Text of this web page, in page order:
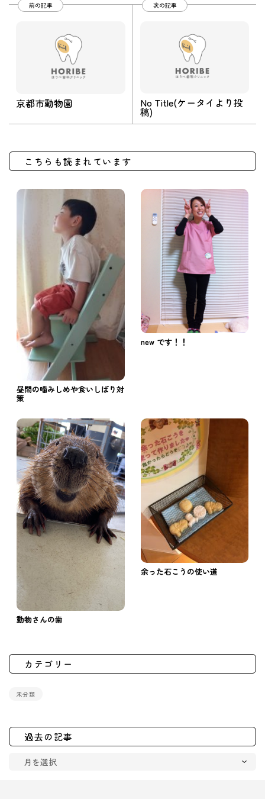
前の記事
京都市動物園
次の記事
No Title(ケータイより投
稿)
こちらも読まれています
昼間の噛みしめや食いしばり対
策
new です！！
動物さんの歯
余った石こうの使い道
カテゴリー
未分類
過去の記事